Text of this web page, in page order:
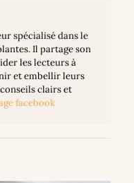
spécialisé dans le
Il partage son
les lecteurs à
et embellir leurs
clairs et
facebook